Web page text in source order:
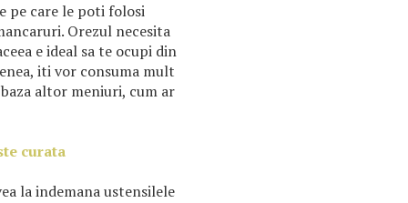
pe care le poti folosi
Orezul necesita
e ideal sa te ocupi din
iti vor consuma mult
altor meniuri, cum ar
curata
la indemana ustensilele